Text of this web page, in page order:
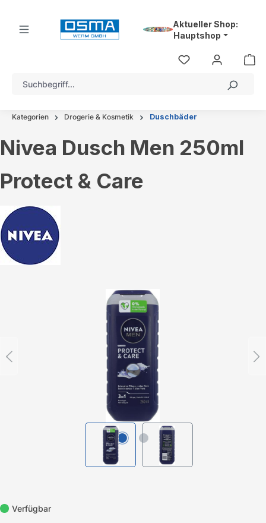
Aktueller Shop:
Hauptshop
Kategorien Drogerie & Kosmetik Duschbäder
Nivea Dusch Men 250ml
Protect & Care
Verfügbar